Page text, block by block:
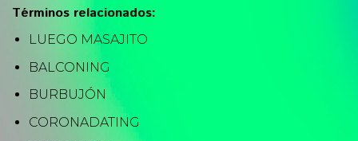
Términos relacionados:
LUEGO MASAJITO
BALCONING
BURBUJÓN
CORONADATING